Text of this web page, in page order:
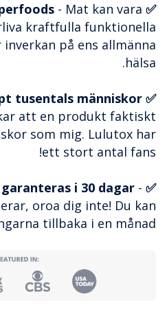
✅ Det är nyttiga superfoods
- Mat kan vara
kraftfulla funktionella
på ens allmänna
hälsa.
tusentals människor
att en produkt faktiskt
som mig. Lulutox har
ett stort antal fans!
✅ Det är riskfritt och garanteras i 30 dagar
-
oroa dig inte! Du kan
tillbaka i en månad!